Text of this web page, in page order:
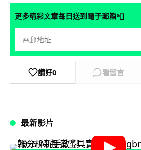
更多精彩文章每日送到電子郵箱📮
讚好0 看留言
最新影片